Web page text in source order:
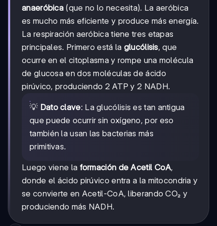
anaeróbica (que no lo necesita). La aeróbica
es mucho más eficiente y produce más energía.
La respiración aeróbica tiene tres etapas
principales. Primero está la glucólisis, que
ocurre en el citoplasma y rompe una molécula
de glucosa en dos moléculas de ácido
pirúvico, produciendo 2 ATP y 2 NADH.
💡 Dato clave: La glucólisis es tan antigua
que puede ocurrir sin oxígeno, por eso
también la usan las bacterias más
primitivas.
Luego viene la formación de Acetil CoA,
donde el ácido pirúvico entra a la mitocondria y
se convierte en Acetil-CoA, liberando CO₂ y
produciendo más NADH.